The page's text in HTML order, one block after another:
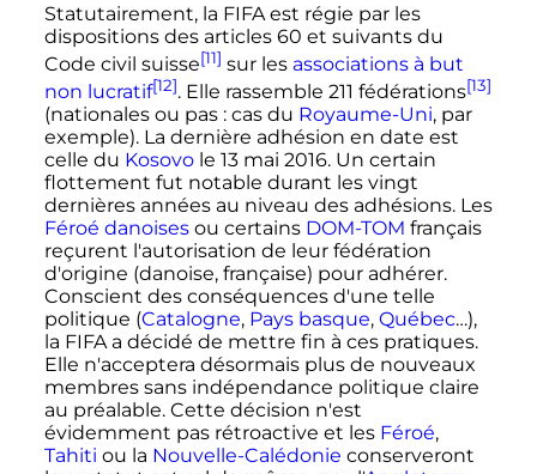
Statutairement, la FIFA est régie par les
dispositions des articles 60 et suivants du
Code civil suisse[11] sur les associations à but
non lucratif[12]. Elle rassemble 211 fédérations[13]
(nationales ou pas : cas du Royaume-Uni, par
exemple). La dernière adhésion en date est
celle du Kosovole 13 mai 2016. Un certain
flottement fut notable durant les vingt
dernières années au niveau des adhésions. Les
Féroé danoisesou certains DOM-TOM français
reçurent l'autorisation de leur fédération
d'origine (danoise, française) pour adhérer.
Conscient des conséquences d'une telle
politique (Catalogne, Pays basque, Québec…),
la FIFA a décidé de mettre fin à ces pratiques.
Elle n'acceptera désormais plus de nouveaux
membres sans indépendance politique claire
au préalable. Cette décision n'est
évidemment pas rétroactive et les Féroé,
Tahiti ou la Nouvelle-Calédonie conserveront